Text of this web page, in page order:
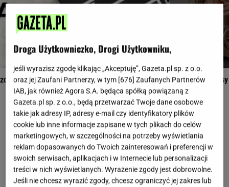
która książka powinna trafić na ekrany Wysokie
28.07.2026
WIĘCEJ
Droga Użytkowniczko, Drogi Użytkowniku,
jeśli wyrazisz zgodę klikając „Akceptuję”, Gazeta.pl sp. z o.o.
oraz jej Zaufani Partnerzy, w tym [676] Zaufanych Partnerów
IAB, jak również Agora S.A. będąca spółką powiązaną z
Gazeta.pl sp. z o.o., będą przetwarzać Twoje dane osobowe
takie jak adresy IP, adresy e-mail czy identyfikatory plików
cookie lub inne informacje zapisane w tych plikach do celów
marketingowych, w szczególności na potrzeby wyświetlania
reklam dopasowanych do Twoich zainteresowań i preferencji w
swoich serwisach, aplikacjach i w Internecie lub personalizacji
treści w nich wyświetlanych. Wyrażenie zgody jest dobrowolne.
Jeśli nie chcesz wyrazić zgody, chcesz ograniczyć jej zakres lub